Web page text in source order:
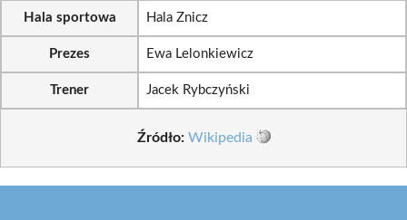
Hala sportowa Hala Znicz
Prezes Ewa Lelonkiewicz
Trener Jacek Rybczyński
Źródło: Wikipedia